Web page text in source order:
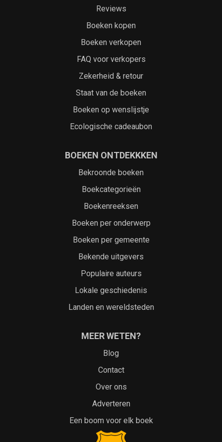
Reviews
Boeken kopen
Boeken verkopen
FAQ voor verkopers
Zekerheid & retour
Staat van de boeken
Boeken op wenslijstje
Ecologische cadeaubon
BOEKEN ONTDEKKKEN
Bekroonde boeken
Boekcategorieën
Boekenreeksen
Boeken per onderwerp
Boeken per gemeente
Bekende uitgevers
Populaire auteurs
Lokale geschiedenis
Landen en wereldsteden
MEER WETEN?
Blog
Contact
Over ons
Adverteren
Een boom voor elk boek